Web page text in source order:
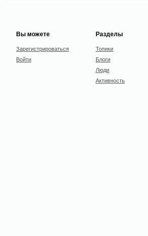
Вы можете
Зарегистрироваться
Войти
Разделы
Топики
Блоги
Люди
Активность